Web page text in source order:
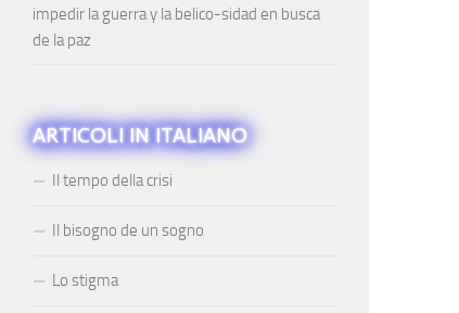
impedir la guerra y la belico-sidad en busca
de la paz
ARTICOLI IN ITALIANO
Il tempo della crisi
Il bisogno de un sogno
Lo stigma